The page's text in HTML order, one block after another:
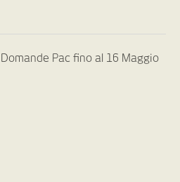
Domande Pac fino al 16 Maggio